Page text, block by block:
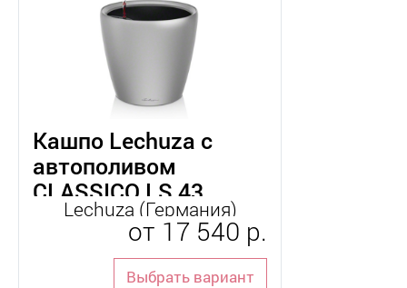
Кашпо Lechuza с
автополивом
CLASSICO LS 43
Lechuza (Германия)
от 17 540 р.
Выбрать вариант